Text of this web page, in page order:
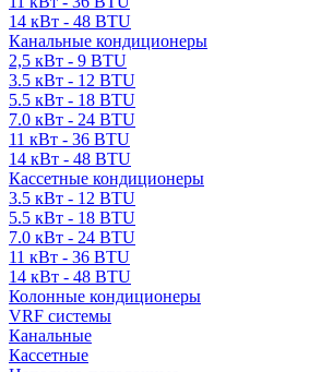
14 кВт - 48 BTU
Канальные кондиционеры
2,5 кВт - 9 BTU
3.5 кВт - 12 BTU
5.5 кВт - 18 BTU
7.0 кВт - 24 BTU
11 кВт - 36 BTU
14 кВт - 48 BTU
Кассетные кондиционеры
3.5 кВт - 12 BTU
5.5 кВт - 18 BTU
7.0 кВт - 24 BTU
11 кВт - 36 BTU
14 кВт - 48 BTU
Колонные кондиционеры
VRF системы
Канальные
Кассетные